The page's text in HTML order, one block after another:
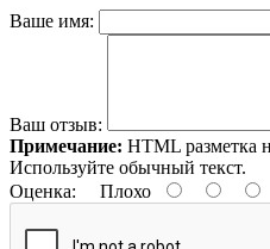
Ваше имя:
Ваш отзыв:
Примечание: HTML разметка
Используйте обычный текст.
Оценка: Плохо